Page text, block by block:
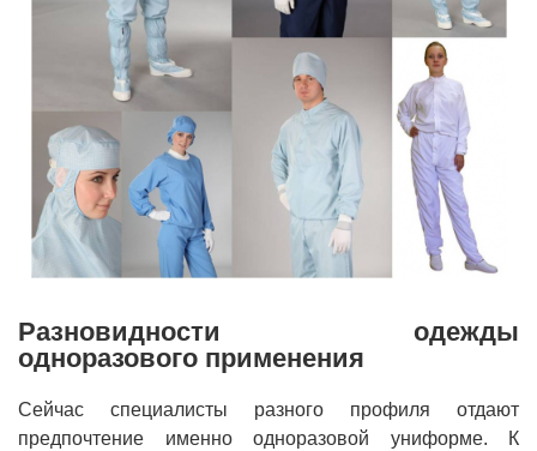
Разновидности одежды
одноразового применения
Сейчас специалисты разного профиля отдают
предпочтение именно одноразовой униформе. К